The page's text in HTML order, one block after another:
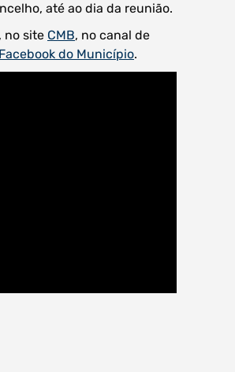
até ao dia da reunião.
no site CMB, no canal de
Facebook do Município.